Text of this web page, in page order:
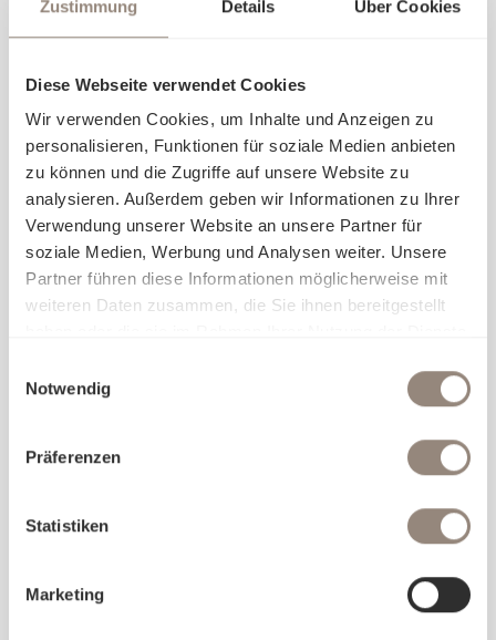
Zustimmung Details Über Cookies
Diese Webseite verwendet Cookies
Wir verwenden Cookies, um Inhalte und Anzeigen zu
personalisieren, Funktionen für soziale Medien anbieten
zu können und die Zugriffe auf unsere Website zu
analysieren. Außerdem geben wir Informationen zu Ihrer
Verwendung unserer Website an unsere Partner für
soziale Medien, Werbung und Analysen weiter. Unsere
Partner führen diese Informationen möglicherweise mit
weiteren Daten zusammen, die Sie ihnen bereitgestellt
Notwendig
Präferenzen
Statistiken
Marketing
Zu einer erholsamen Nachtruhe gehören die ideale
Decke und das passende Kissen genau so wie die
und finden Sie Ihre optimale Wärme und Stützkraft.